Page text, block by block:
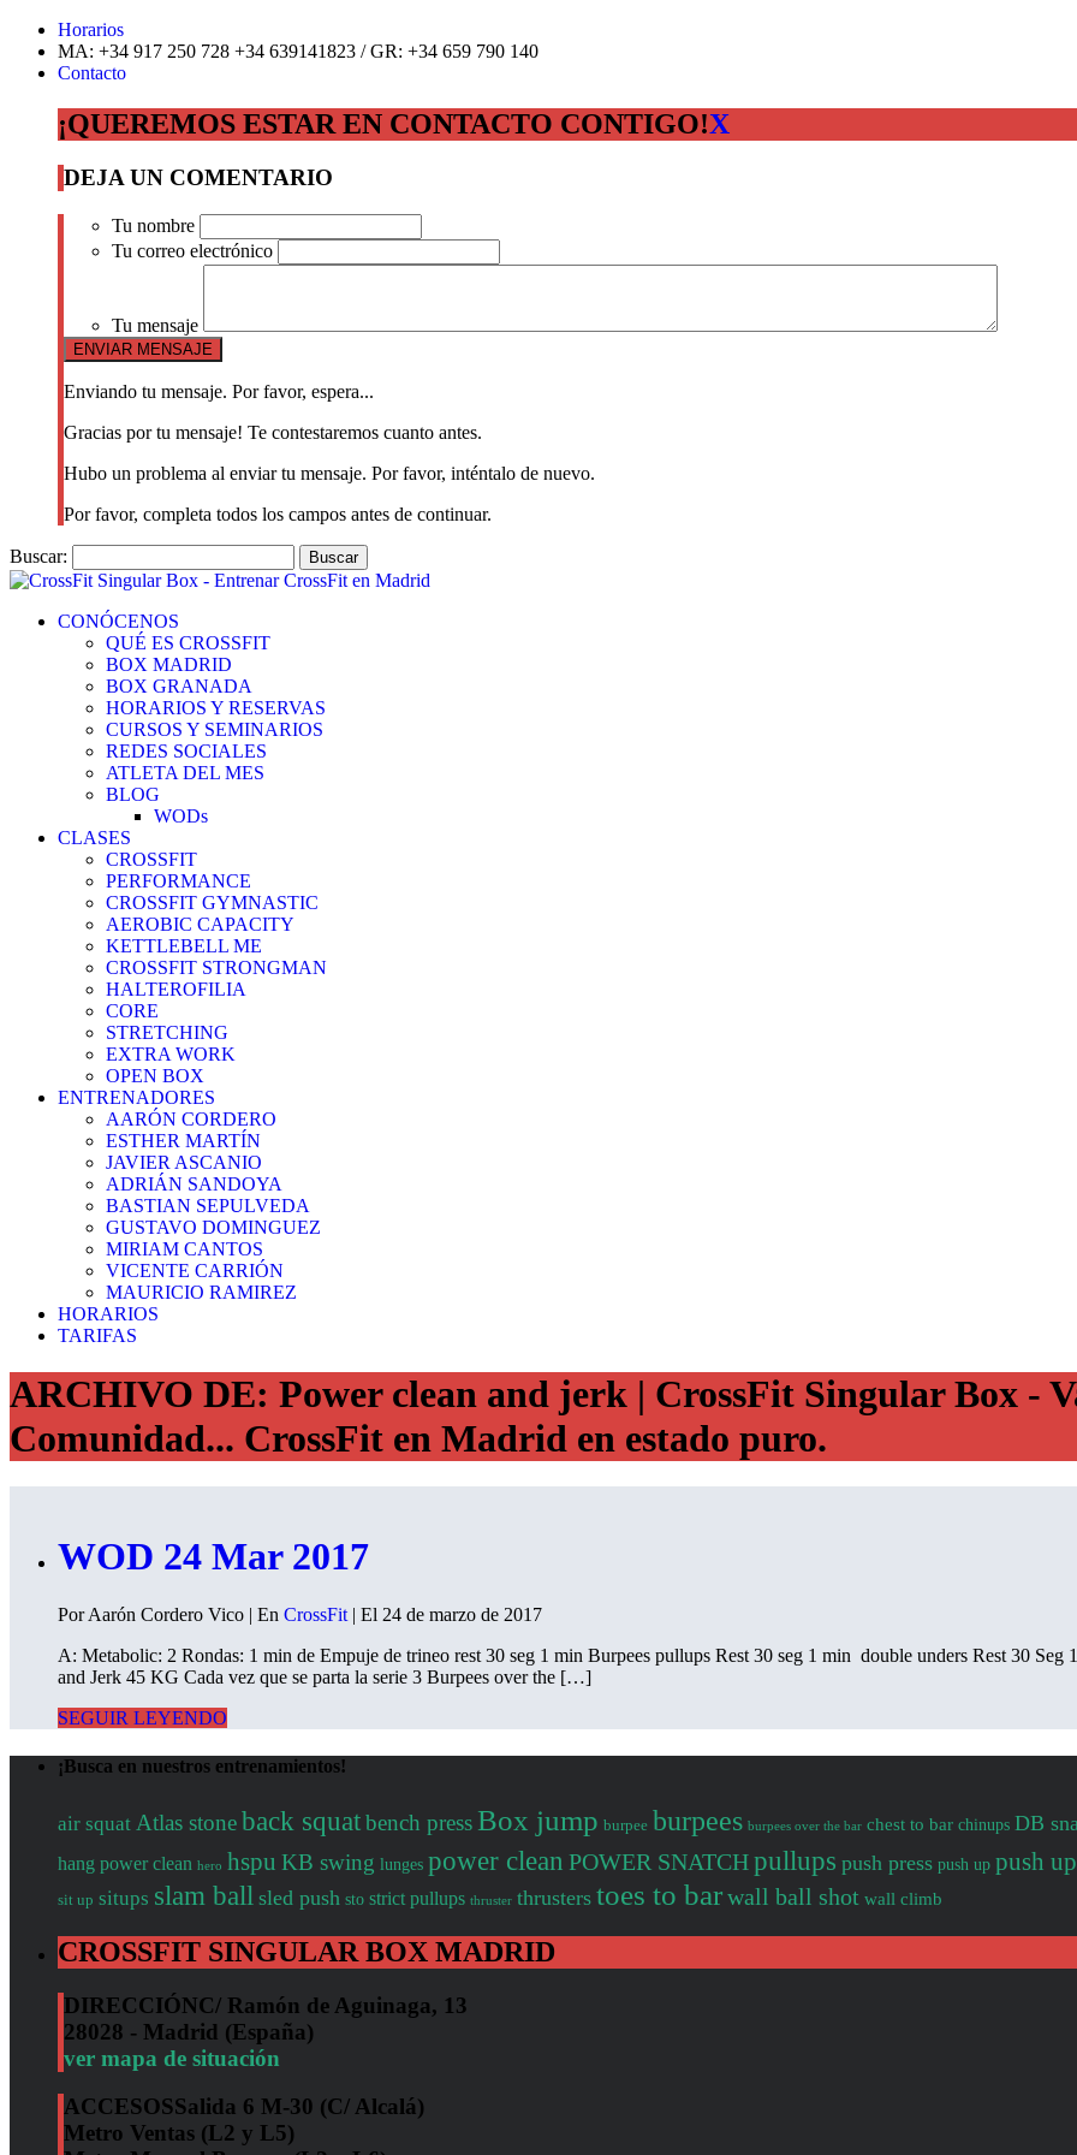
Horarios
MA: +34 917 250 728 +34 639141823 / GR: +34 659 790 140
Contacto
¡QUEREMOS ESTAR EN CONTACTO CONTIGO!X
DEJA UN COMENTARIO
Tu nombre
Tu correo electrónico
Tu mensaje
Enviando tu mensaje. Por favor, espera...
Gracias por tu mensaje! Te contestaremos cuanto antes.
Hubo un problema al enviar tu mensaje. Por favor, inténtalo de nuevo.
Por favor, completa todos los campos antes de continuar.
Buscar:
CONÓCENOS
QUÉ ES CROSSFIT
BOX MADRID
BOX GRANADA
HORARIOS Y RESERVAS
CURSOS Y SEMINARIOS
REDES SOCIALES
ATLETA DEL MES
BLOG
WODs
CLASES
CROSSFIT
PERFORMANCE
CROSSFIT GYMNASTIC
AEROBIC CAPACITY
KETTLEBELL ME
CROSSFIT STRONGMAN
HALTEROFILIA
CORE
STRETCHING
EXTRA WORK
OPEN BOX
ENTRENADORES
AARÓN CORDERO
ESTHER MARTÍN
JAVIER ASCANIO
ADRIÁN SANDOYA
BASTIAN SEPULVEDA
GUSTAVO DOMINGUEZ
MIRIAM CANTOS
VICENTE CARRIÓN
MAURICIO RAMIREZ
HORARIOS
TARIFAS
ARCHIVO DE: Power clean and jerk | CrossFit Singular Box -
Comunidad... CrossFit en Madrid en estado puro.
WOD 24 Mar 2017
Por Aarón Cordero Vico | En CrossFit | El 24 de marzo de 2017
A: Metabolic: 2 Rondas: 1 min de Empuje de trineo rest 30 seg 1 min Burpees pullups Rest 30 seg 1 min double unders Rest 30
and Jerk 45 KG Cada vez que se parta la serie 3 Burpees over the […]
SEGUIR LEYENDO
¡Busca en nuestros entrenamientos!
air squat Atlas stoneback squat bench press Box jump burpee burpees burpees over the bar chest to bar chinups DB
hang power clean hero hspu KB swing lunges power clean POWER SNATCHpullups push press push up push
sit up situps slam ball sled push sto strict pullups thruster thrusters toes to barwall ball shot wall climb
CROSSFIT SINGULAR BOX MADRID
DIRECCIÓNC/ Ramón de Aguinaga, 13
28028 - Madrid (España)
ver mapa de situación
ACCESOSSalida 6 M-30 (C/ Alcalá)
Metro Ventas (L2 y L5)